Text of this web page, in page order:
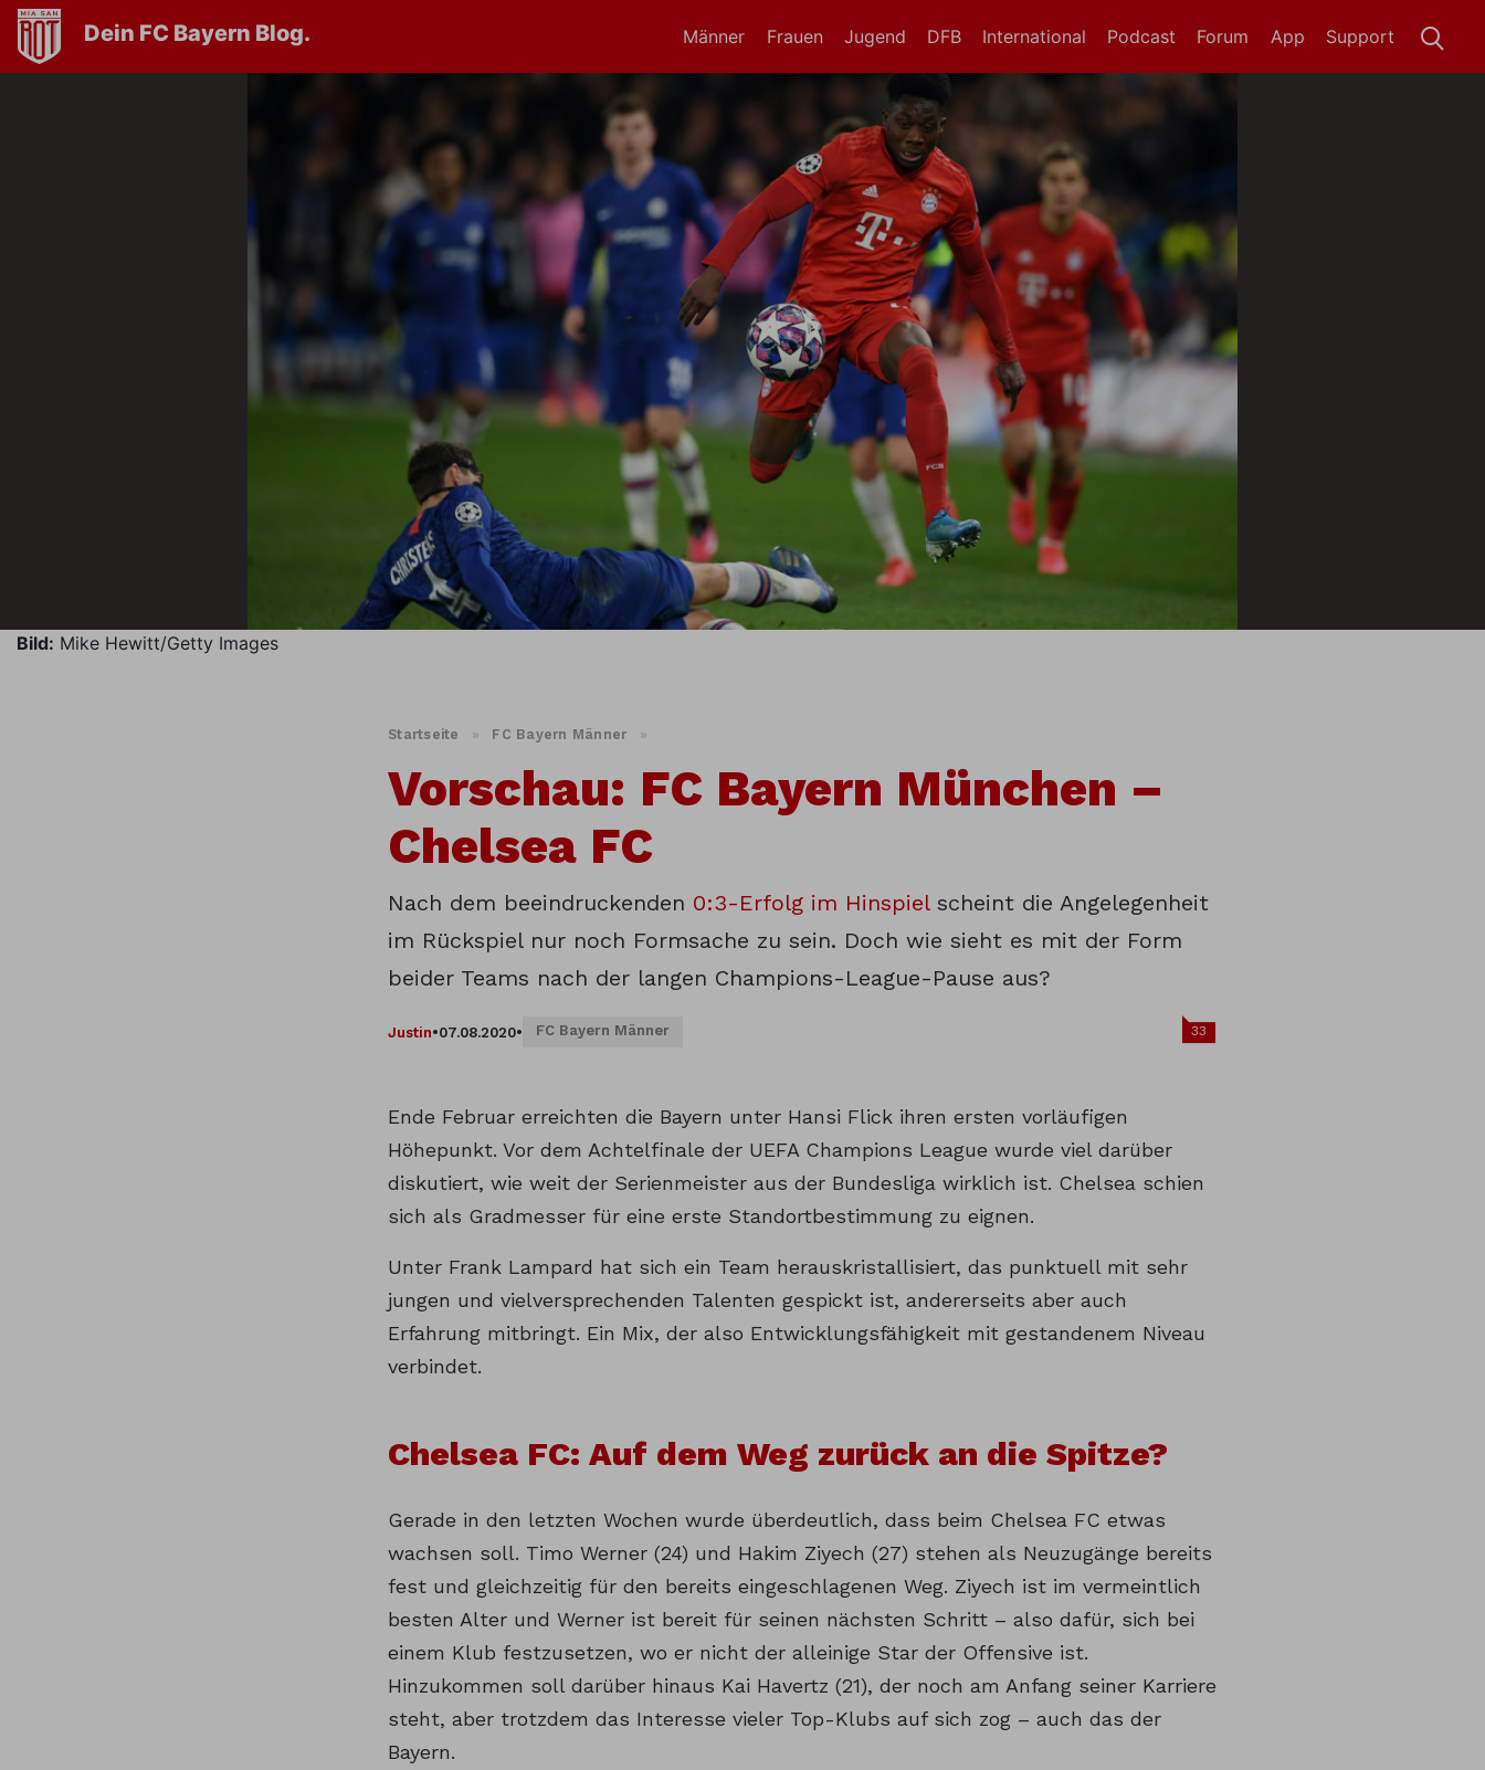
Dein FC Bayern Blog. Männer Frauen Jugend DFB International Support
App
Forum
Podcast
Bild: Mike Hewitt/Getty Images
Startseite » FC Bayern Männer »
Vorschau: FC Bayern München –
Chelsea FC
Nach dem beeindruckenden 0:3-Erfolg im Hinspielscheint die Angelegenheit
im Rückspiel nur noch Formsache zu sein. Doch wie sieht es mit der Form
beider Teams nach der langen Champions-League-Pause aus?
Justin•07.08.2020• FC Bayern Männer 33
Ende Februar erreichten die Bayern unter Hansi Flick ihren ersten vorläufigen
Höhepunkt. Vor dem Achtelfinale der UEFA Champions League wurde viel darüber
diskutiert, wie weit der Serienmeister aus der Bundesliga wirklich ist. Chelsea schien
sich als Gradmesser für eine erste Standortbestimmung zu eignen.
Unter Frank Lampard hat sich ein Team herauskristallisiert, das punktuell mit sehr
jungen und vielversprechenden Talenten gespickt ist, andererseits aber auch
Erfahrung mitbringt. Ein Mix, der also Entwicklungsfähigkeit mit gestandenem Niveau
verbindet.
Chelsea FC: Auf dem Weg zurück an die Spitze?
Gerade in den letzten Wochen wurde überdeutlich, dass beim Chelsea FC etwas
wachsen soll. Timo Werner (24) und Hakim Ziyech (27) stehen als Neuzugänge bereits
fest und gleichzeitig für den bereits eingeschlagenen Weg. Ziyech ist im vermeintlich
besten Alter und Werner ist bereit für seinen nächsten Schritt – also dafür, sich bei
einem Klub festzusetzen, wo er nicht der alleinige Star der Offensive ist.
Hinzukommen soll darüber hinaus Kai Havertz (21), der noch am Anfang seiner Karriere
steht, aber trotzdem das Interesse vieler Top-Klubs auf sich zog – auch das der
Bayern.